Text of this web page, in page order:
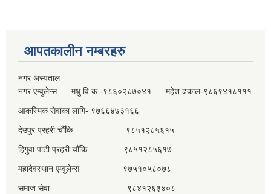
आपतकालीन नम्बरहरु
नगर अस्पताल
नगर एम्वुलेन्स मधु वि.क.-९८६०२८७०४१ महेश ढकाल-९८६९४१८१११
आकस्मिक सेवाका लागि- ९७६६४७३१६६
देउपुर प्रहरी चौँकि ९८५१२८५६१५
हिगुवा पाटी प्रहरी चौँकि ९८५१२८५६१७
महादेवस्थान एम्वुलेन्स ९७५१०५८०७८
समाज सेवा ९८४१२६३४०८